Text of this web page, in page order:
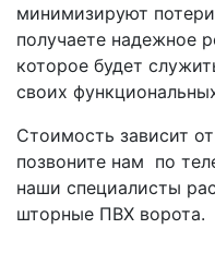
минимизируют
получаете надежное
которое будет
своих
Стоимость зависит
позвоните нам по
наши специалисты
шторные ПВХ ворота.